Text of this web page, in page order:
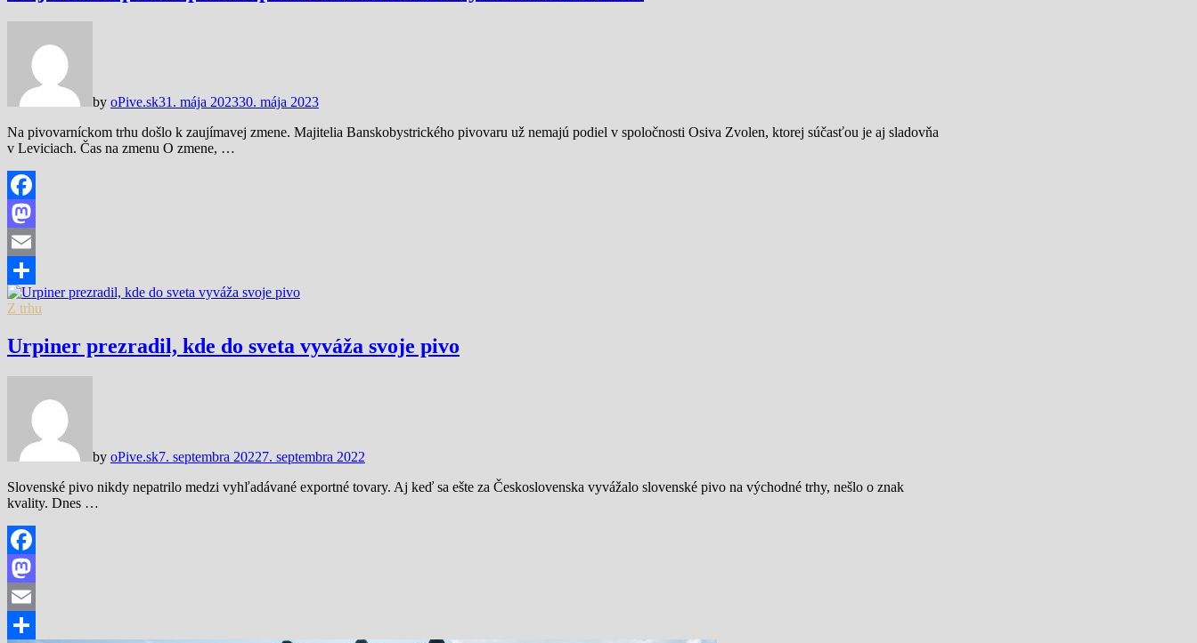
by oPive.sk31. mája 202330. mája 2023
Na pivovarníckom trhu došlo k zaujímavej zmene. Majitelia Banskobystrického pivovaru už nemajú podiel v spoločnosti Osiva Zvolen, ktorej súčasťou je aj sladovňa
v Leviciach. Čas na zmenu O zmene, …
Facebook
Mastodon
Email
Share
Z trhu
Urpiner prezradil, kde do sveta vyváža svoje pivo
by oPive.sk7. septembra 20227. septembra 2022
Slovenské pivo nikdy nepatrilo medzi vyhľadávané exportné tovary. Aj keď sa ešte za Československa vyvážalo slovenské pivo na východné trhy, nešlo o znak
kvality. Dnes …
Facebook
Mastodon
Email